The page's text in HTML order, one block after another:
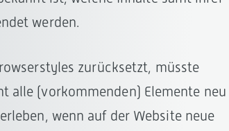
werden.
zurücksetzt, müsste
alle (vorkommenden) Elemente neu
wenn auf der Website neue